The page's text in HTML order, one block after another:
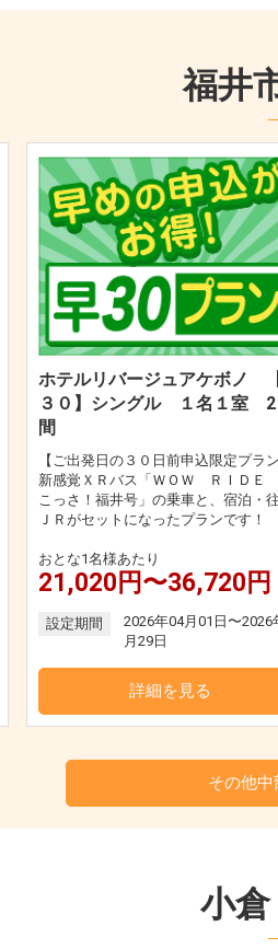
福井
ホテルリバージュアケボノ
３０】シングル １名１室 2
間
【ご出発日の３０日前申込限定プラン
新感覚ＸＲバス「ＷＯＷ ＲＩＤＥ
こっさ！福井号」の乗車と、宿泊・
ＪＲがセットになったプランです！
おとな1名様あたり
21,020円〜36,720円
設定期間
2026年04月01日〜2026
月29日
詳細を見る
その他
小倉